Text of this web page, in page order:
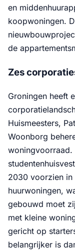
en
koopwoningen.
de
Zes
Groningen heeft
Huismeesters,
Woonborg
woningvoorraad.
2030 voorzien in
huurwoningen,
gebouwd moet
met kleine
gericht op
belangrijker is